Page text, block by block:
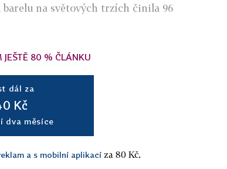
barelu na světových trzích činila 96
JEŠTĚ 80 % ČLÁNKU
dál za
Kč
dva měsíce
a s mobilní aplikací za 80 Kč.